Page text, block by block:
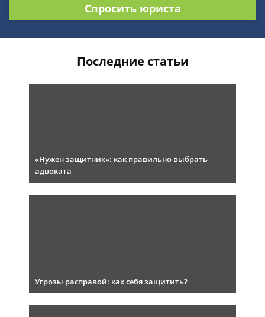
Спросить юриста
Последние статьи
«Нужен защитник»: как правильно выбрать
адвоката
Угрозы расправой: как себя защитить?